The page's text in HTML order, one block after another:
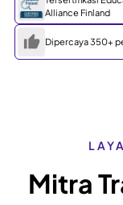
Alliance Finland
Dipercaya 350+
Mitra